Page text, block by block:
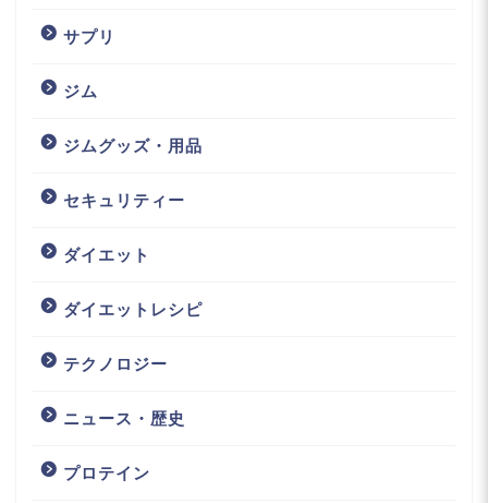
サプリ
ジム
ジムグッズ・用品
セキュリティー
ダイエット
ダイエットレシピ
テクノロジー
ニュース・歴史
プロテイン